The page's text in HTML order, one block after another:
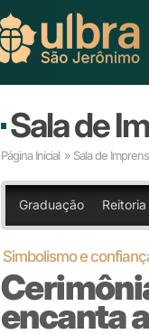
Sala de
Página Inicial » Sala de
Graduação
Simbolismo e
encanta